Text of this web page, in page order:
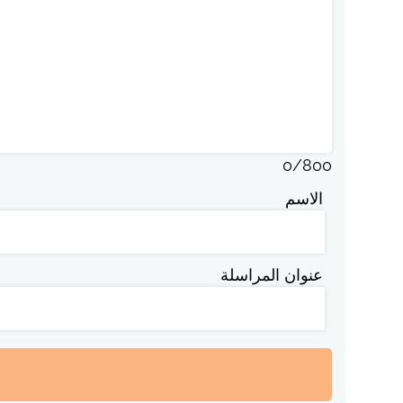
0/800
الاسم
عنوان المراسلة